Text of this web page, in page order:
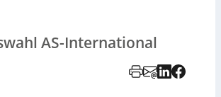
AS-International